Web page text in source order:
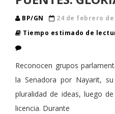
BP/GN
24 de febrero de
Tiempo estimado de
Reconocen grupos
la Senadora por Nayarit,
pluralidad de ideas, luego
licencia. Durante